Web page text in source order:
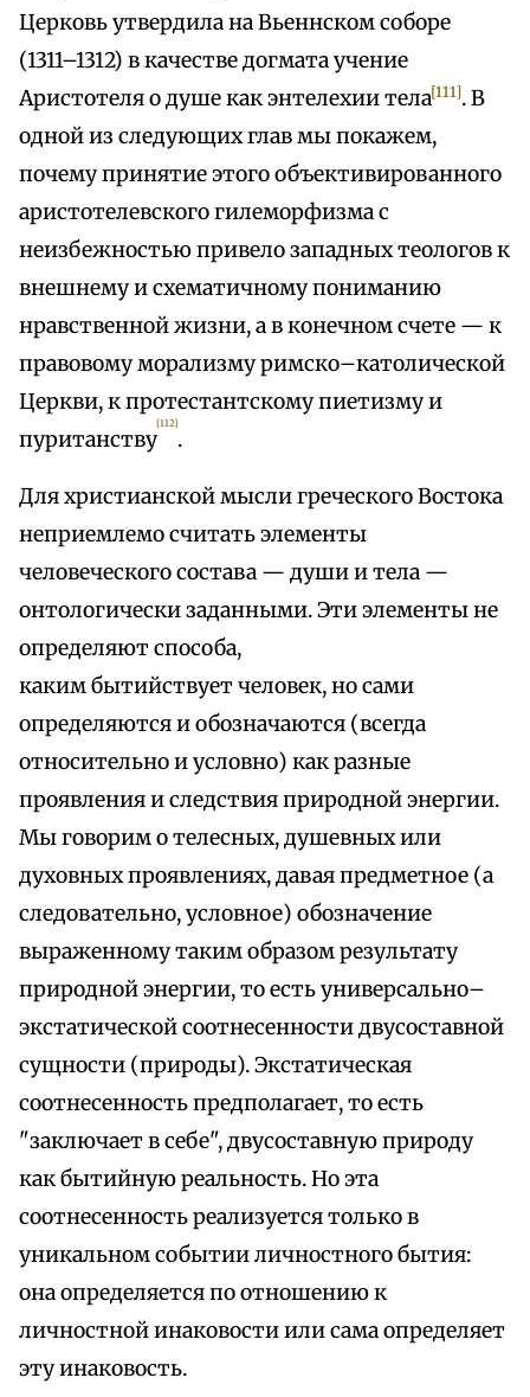
Церковь утвердила на Вьеннском соборе
(1311–1312) в качестве догмата учение
Аристотеля о душе как энтелехии тела[111]. В
одной из следующих глав мы покажем,
почему принятие этого объективированного
аристотелевского гилеморфизма с
неизбежностью привело западных теологов к
внешнему и схематичному пониманию
нравственной жизни, а в конечном счете — к
правовому морализму римско–католической
Церкви, к протестантскому пиетизму и
пуританству
[112]
.
Для христианской мысли греческого Востока
неприемлемо считать элементы
человеческого состава — души и тела —
онтологически заданными. Эти элементы не
определяют способа,
каким бытийствует человек, но сами
определяются и обозначаются (всегда
относительно и условно) как разные
проявления и следствия природной энергии.
Мы говорим о телесных, душевных или
духовных проявлениях, давая предметное (а
следовательно, условное) обозначение
выраженному таким образом результату
природной энергии, то есть универсально–
экстатической соотнесенности двусоставной
сущности (природы). Экстатическая
соотнесенность предполагает, то есть
"заключает в себе", двусоставную природу
как бытийную реальность. Но эта
соотнесенность реализуется только в
уникальном событии личностного бытия:
она определяется по отношению к
личностной инаковости или сама определяет
эту инаковость.